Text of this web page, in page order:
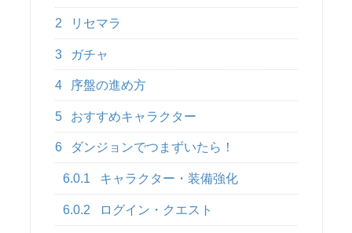
2 リセマラ
3 ガチャ
4 序盤の進め方
5 おすすめキャラクター
6 ダンジョンでつまずいたら！
6.0.1 キャラクター・装備強化
6.0.2 ログイン・クエスト